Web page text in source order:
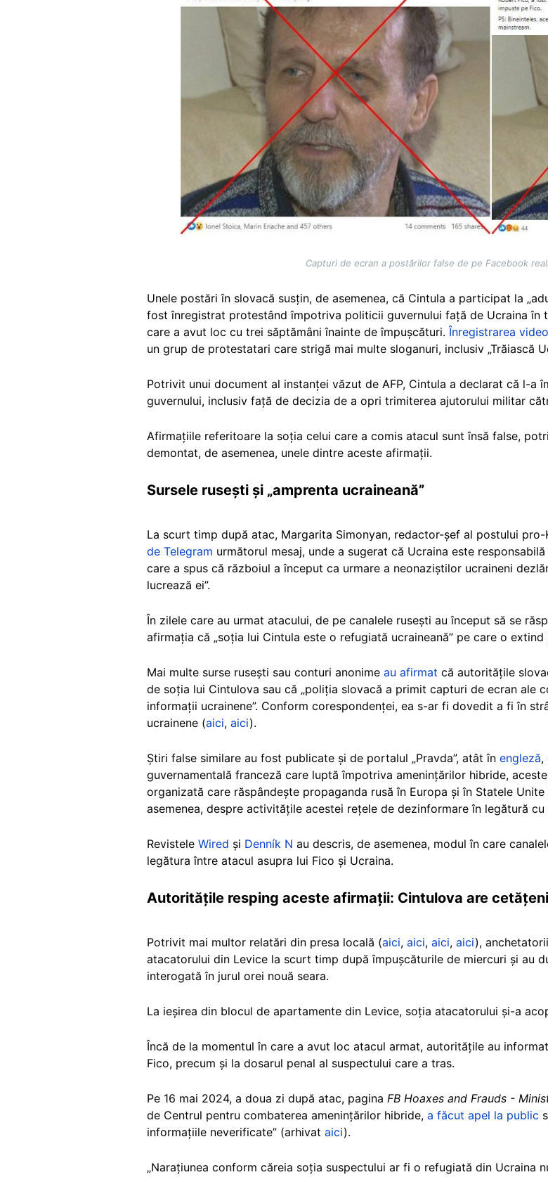
Capturi de ecran a postărilor false de pe Facebook
Unele postări în slovacă susțin, de asemenea, că Cintula a participat la
fost înregistrat protestând împotriva politicii guvernului față de Ucraina în
care a avut loc cu trei săptămâni înainte de împușcături.Înregistrarea
un grup de protestatari care strigă mai multe sloganuri, inclusiv „Trăiască
Potrivit unui document al instanței văzut de AFP, Cintula a declarat că l-
guvernului, inclusiv față de decizia de a opri trimiterea ajutorului militar
Afirmațiile referitoare la soția celui care a comis atacul sunt însă false,
demontat, de asemenea, unele dintre aceste afirmații.
Sursele rusești și „amprenta ucraineană”
La scurt timp după atac, Margarita Simonyan, redactor-șef al postului pro-
de Telegram următorul mesaj, unde a sugerat că Ucraina este
care a spus că războiul a început ca urmare a neonaziștilor ucraineni
lucrează ei”.
În zilele care au urmat atacului, de pe canalele rusești au început să se
afirmația că „soția lui Cintula este o refugiată ucraineană” pe care o extind
Mai multe surse rusești sau conturi anonime au afirmat că autoritățile
de soția lui Cintulova sau că „poliția slovacă a primit capturi de ecran ale
informații ucrainene”. Conform corespondenței, ea s-ar fi dovedit a fi în
ucrainene (aici, aici).
Știri false similare au fost publicate și de portalul „Pravda”, atât în engleză,
guvernamentală franceză care luptă împotriva amenințărilor hibride,
organizată care răspândește propaganda rusă în Europa și în Statele Unite
asemenea, despre activitățile acestei rețele de dezinformare în legătură
Revistele Wired și Denník N au descris, de asemenea, modul în care
legătura între atacul asupra lui Fico și Ucraina.
Autoritățile resping aceste afirmații: Cintulova are
Potrivit mai multor relatări din presa locală (aici, aici, aici, aici),
atacatorului din Levice la scurt timp după împușcăturile de miercuri și au
interogată în jurul orei nouă seara.
La ieșirea din blocul de apartamente din Levice, soția atacatorului și-a
Încă de la momentul în care a avut loc atacul armat, autoritățile au
Fico, precum și la dosarul penal al suspectului care a tras.
Pe 16 mai 2024, a doua zi după atac, pagina FB Hoaxes and Frauds -
de Centrul pentru combaterea amenințărilor hibride, a făcut apel la public
informațiile neverificate” (arhivat aici).
„Narațiunea conform căreia soția suspectului ar fi o refugiată din Ucraina